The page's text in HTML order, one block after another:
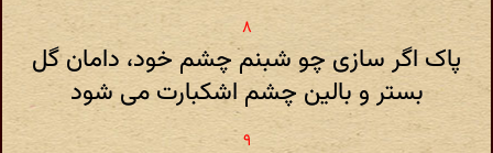
پاک اگر سازی چو شبنم چشم خود، دامان گل
بستر و بالین چشم اشکبارت می شود